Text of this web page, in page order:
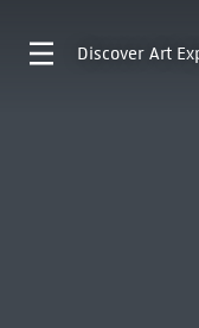
Discover Art